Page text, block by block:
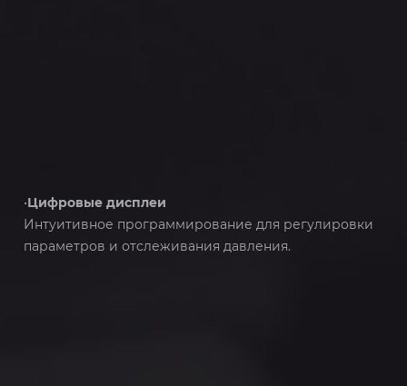
•Цифровые дисплеи
Интуитивное программирование для регулировки
параметров и отслеживания давления.